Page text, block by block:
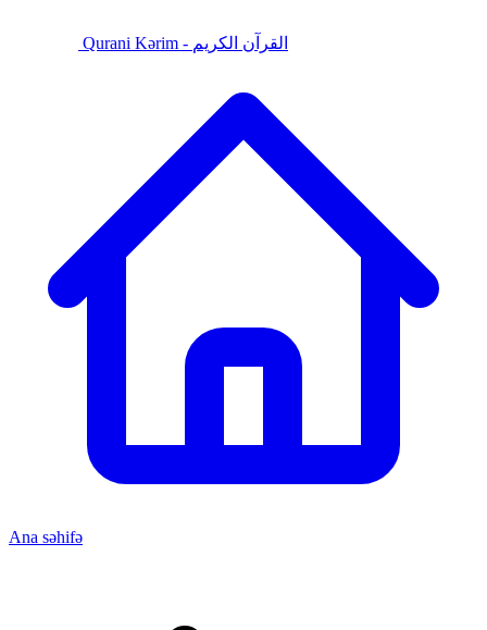
Qurani Kərim - القرآن الكريم
Ana səhifə